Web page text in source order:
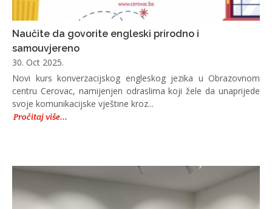
Naučite da govorite engleski prirodno i
samouvjereno
30. Oct 2025.
Novi kurs konverzacijskog engleskog jezika u Obrazovnom
centru Cerovac, namijenjen odraslima koji žele da unaprijede
svoje komunikacijske vještine kroz...
Pročitaj više...